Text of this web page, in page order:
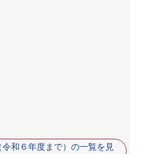
和６年度まで）の一覧を見